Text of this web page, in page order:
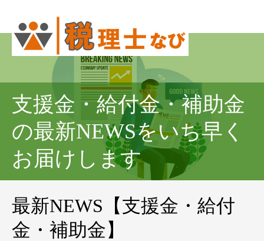
支援金・給付金・補助金
の最新NEWSをいち早く
お届けします
最新NEWS【支援金・給付
金・補助金】